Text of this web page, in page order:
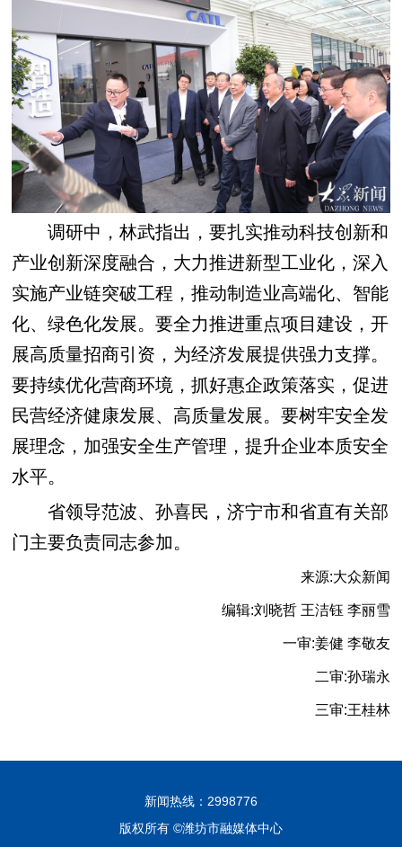
调研中，林武指出，要扎实推动科技创新和
产业创新深度融合，大力推进新型工业化，深入
实施产业链突破工程，推动制造业高端化、智能
化、绿色化发展。要全力推进重点项目建设，开
展高质量招商引资，为经济发展提供强力支撑。
要持续优化营商环境，抓好惠企政策落实，促进
民营经济健康发展、高质量发展。要树牢安全发
展理念，加强安全生产管理，提升企业本质安全
水平。
省领导范波、孙喜民，济宁市和省直有关部
门主要负责同志参加。
来源:大众新闻
编辑:刘晓哲 王洁钰 李丽雪
一审:姜健 李敬友
二审:孙瑞永
三审:王桂林
新闻热线：2998776
版权所有 ©潍坊市融媒体中心